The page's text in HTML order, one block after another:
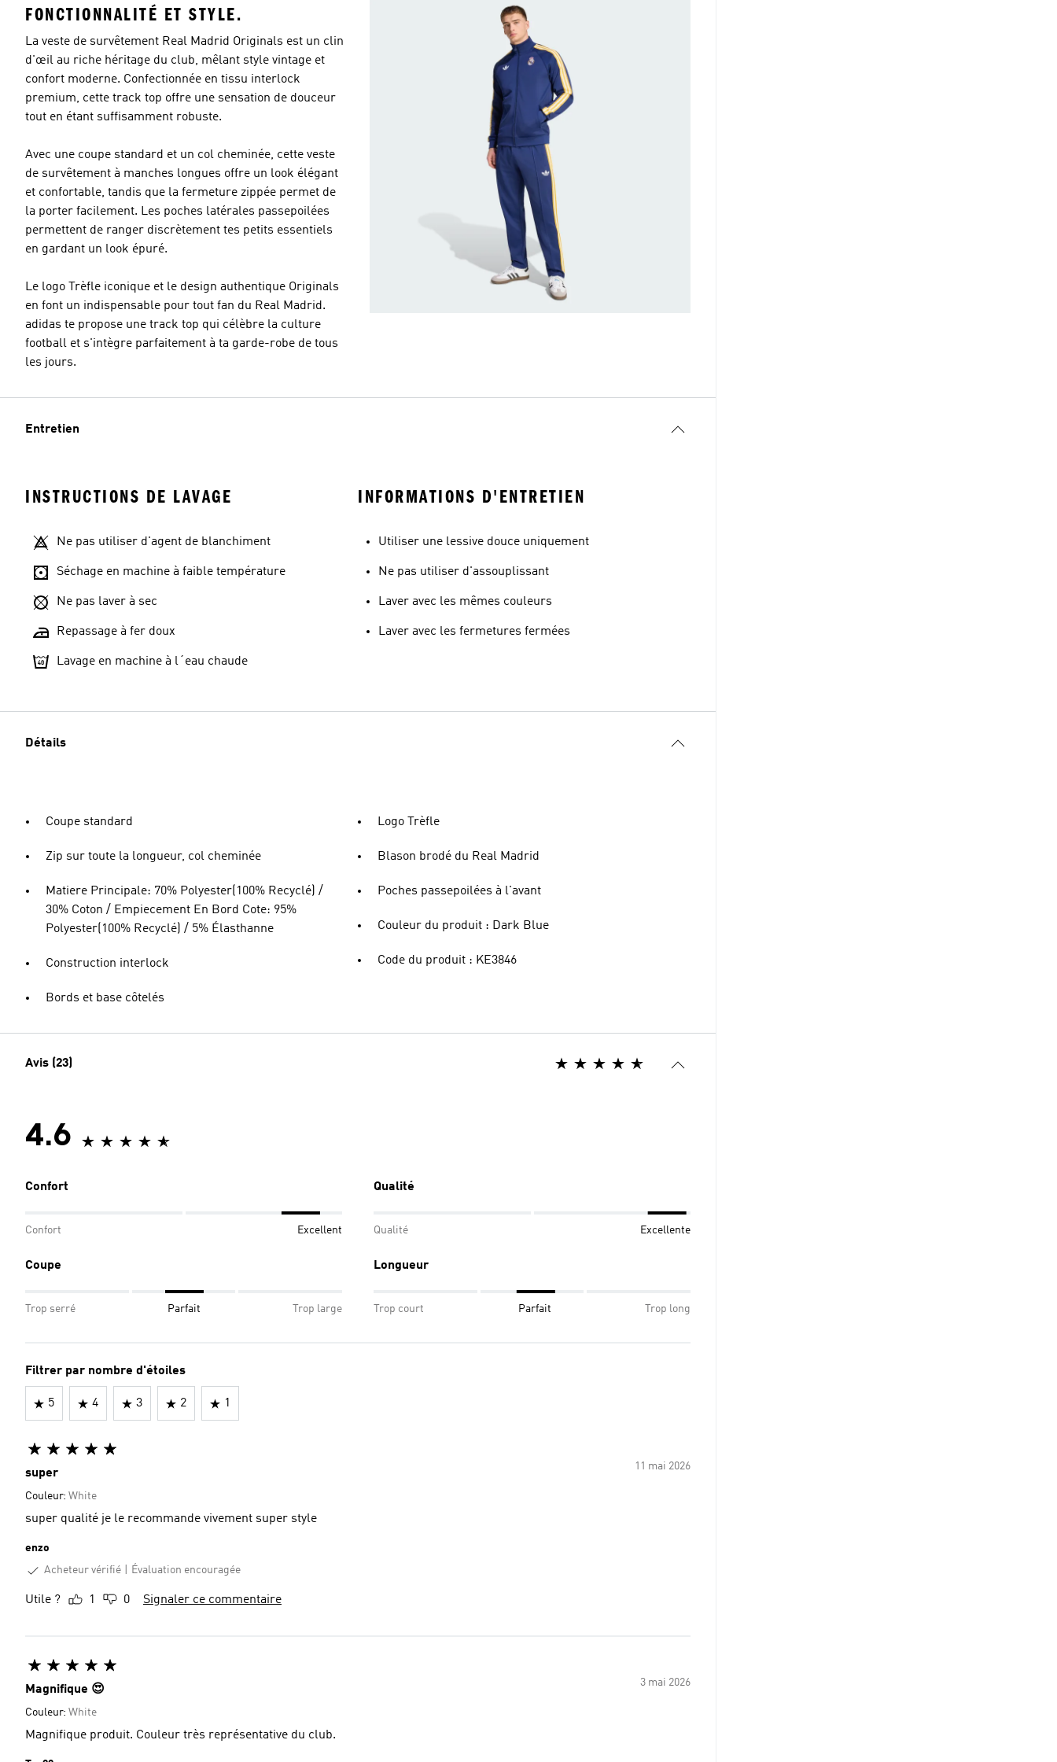
FONCTIONNALITÉ ET STYLE.
La veste de survêtement Real Madrid Originals est un clin
d'œil au riche héritage du club, mêlant style vintage et
confort moderne. Confectionnée en tissu interlock
premium, cette track top offre une sensation de douceur
tout en étant suffisamment robuste.
Avec une coupe standard et un col cheminée, cette veste
de survêtement à manches longues offre un look élégant
et confortable, tandis que la fermeture zippée permet de
la porter facilement. Les poches latérales passepoilées
permettent de ranger discrètement tes petits essentiels
en gardant un look épuré.
Le logo Trèfle iconique et le design authentique Originals
en font un indispensable pour tout fan du Real Madrid.
adidas te propose une track top qui célèbre la culture
football et s'intègre parfaitement à ta garde-robe de tous
les jours.
Entretien
INSTRUCTIONS DE LAVAGE
Ne pas utiliser d'agent de blanchiment
Séchage en machine à faible température
Ne pas laver à sec
Repassage à fer doux
Lavage en machine à l´eau chaude
INFORMATIONS D'ENTRETIEN
Utiliser une lessive douce uniquement
Ne pas utiliser d'assouplissant
Laver avec les mêmes couleurs
Laver avec les fermetures fermées
Détails
Coupe standard
Zip sur toute la longueur, col cheminée
Matiere Principale: 70% Polyester(100% Recyclé) /
30% Coton / Empiecement En Bord Cote: 95%
Polyester(100% Recyclé) / 5% Élasthanne
Construction interlock
Bords et base côtelés
Logo Trèfle
Blason brodé du Real Madrid
Poches passepoilées à l'avant
Couleur du produit : Dark Blue
Code du produit : KE3846
Avis (23)
4.6
Confort
Confort Excellent
Qualité
Qualité Excellente
Coupe
Trop serré Parfait Trop large
Longueur
Trop court Parfait Trop long
Filtrer par nombre d'étoiles
5 4 3 2 1
11 mai 2026
super
Couleur: White
super qualité je le recommande vivement super style
enzo
Acheteur vérifié
Évaluation encouragée
Utile ? 1 0 Signaler ce commentaire
3 mai 2026
Magnifique 😍
Couleur: White
Magnifique produit. Couleur très représentative du club.